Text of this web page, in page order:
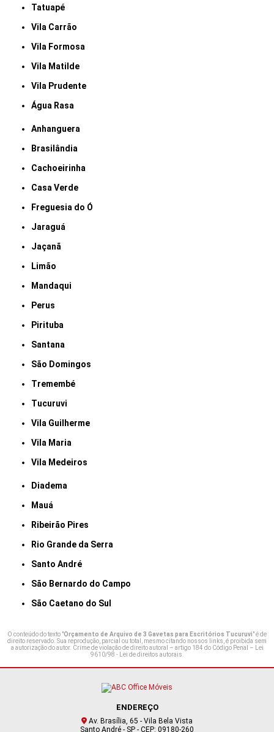
Tatuapé
Vila Carrão
Vila Formosa
Vila Matilde
Vila Prudente
Água Rasa
Anhanguera
Brasilândia
Cachoeirinha
Casa Verde
Freguesia do Ó
Jaraguá
Jaçanã
Limão
Mandaqui
Perus
Pirituba
Santana
São Domingos
Tremembé
Tucuruvi
Vila Guilherme
Vila Maria
Vila Medeiros
Diadema
Mauá
Ribeirão Pires
Rio Grande da Serra
Santo André
São Bernardo do Campo
São Caetano do Sul
O conteúdo do texto "Orçamento de Arquivo de 3 Gavetas para Escritórios Tucuruvi" é de
direito reservado. Sua reprodução, parcial ou total, mesmo citando nossos links, é proibida sem
a autorização do autor. Crime de violação de direito autoral – artigo 184 do Código Penal – Lei
9610/98 - Lei de direitos autorais.
ENDEREÇO
Av. Brasília, 65 - Vila Bela Vista
Santo André - SP - CEP: 09180-260